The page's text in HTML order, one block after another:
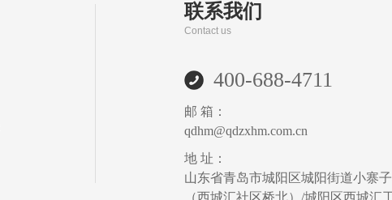
联系我们
Contact us
400-688-4711
邮 箱：
qdhm@qdzxhm.com.cn
地 址：
山东省青岛市城阳区城阳街道小寨
（西城汇社区桥北）/城阳区西城汇